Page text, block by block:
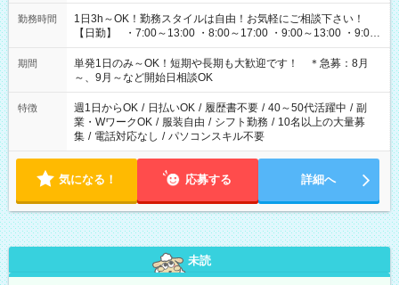
勤務時間
1日3h～OK！勤務スタイルは自由！お気軽にご相談下さい！
【日勤】 ・7:00～13:00 ・8:00～17:00 ・9:00～13:00 ・9:00
～18:00 ・10:00～19:00 ・13:00～18:00 ・15:00～20:00 ・
16:00～19:00 【夜勤】 ・17:00～21:00 ・18:00～23:00 ・
21:00～翌6:00 ・23:00～翌8:00 など（他時間多数あり！）
期間
単発1日のみ～OK！短期や長期も大歓迎です！ ＊急募：8月
～、9月～など開始日相談OK
特徴 週1日からOK / 日払いOK / 履歴書不要 / 40～50代活躍中 / 副
業・WワークOK / 服装自由 / シフト勤務 / 10名以上の大量募
集 / 電話対応なし / パソコンスキル不要
気になる！ 応募する 詳細へ
未読